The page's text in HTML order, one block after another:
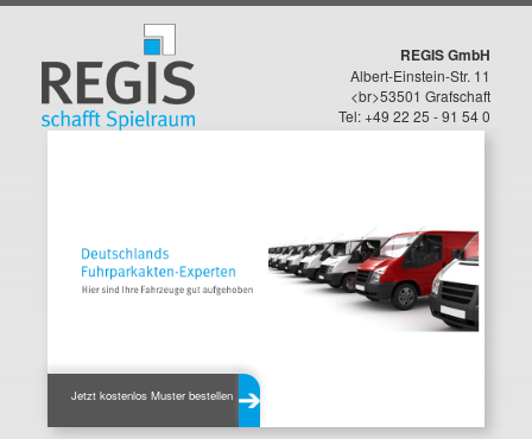
REGIS GmbH
Albert-Einstein-Str. 11
<br>53501 Grafschaft
Tel: +49 22 25 - 91 54 0
Jetzt kostenlos Muster bestellen